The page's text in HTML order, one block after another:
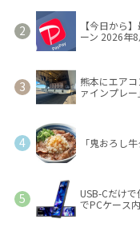
【今日から
ーン 2026年
熊本にエア
ァインプレー」
「鬼おろし
USB-Cだけ
でPCケース